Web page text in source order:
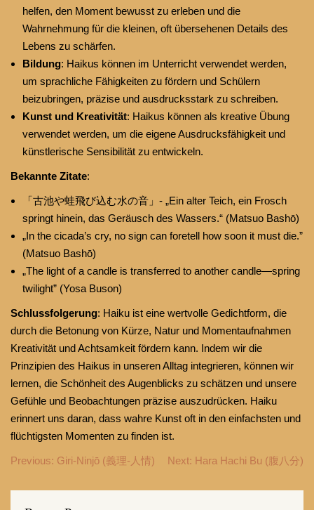
helfen, den Moment bewusst zu erleben und die
Wahrnehmung für die kleinen, oft übersehenen Details des
Lebens zu schärfen.
Bildung: Haikus können im Unterricht verwendet werden,
um sprachliche Fähigkeiten zu fördern und Schülern
beizubringen, präzise und ausdrucksstark zu schreiben.
Kunst und Kreativität: Haikus können als kreative Übung
verwendet werden, um die eigene Ausdrucksfähigkeit und
künstlerische Sensibilität zu entwickeln.
Bekannte Zitate:
「古池や蛙飛び込む水の音」- „Ein alter Teich, ein Frosch
springt hinein, das Geräusch des Wassers.“ (Matsuo Bashō)
„In the cicada’s cry, no sign can foretell how soon it must die.”
(Matsuo Bashō)
„The light of a candle is transferred to another candle—spring
twilight” (Yosa Buson)
Schlussfolgerung: Haiku ist eine wertvolle Gedichtform, die
durch die Betonung von Kürze, Natur und Momentaufnahmen
Kreativität und Achtsamkeit fördern kann. Indem wir die
Prinzipien des Haikus in unseren Alltag integrieren, können wir
lernen, die Schönheit des Augenblicks zu schätzen und unsere
Gefühle und Beobachtungen präzise auszudrücken. Haiku
erinnert uns daran, dass wahre Kunst oft in den einfachsten und
flüchtigsten Momenten zu finden ist.
Beitragsnavigation
Previous: Giri-Ninjō (義理-人情) Next: Hara Hachi Bu (腹八分)